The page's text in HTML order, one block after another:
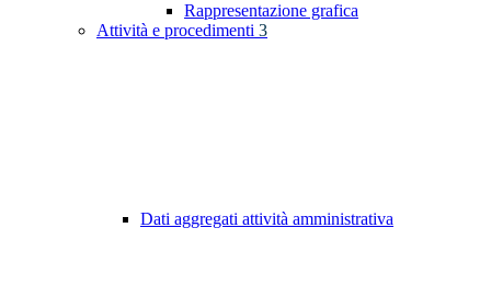
Rappresentazione grafica
Attività e procedimenti 3
Dati aggregati attività amministrativa